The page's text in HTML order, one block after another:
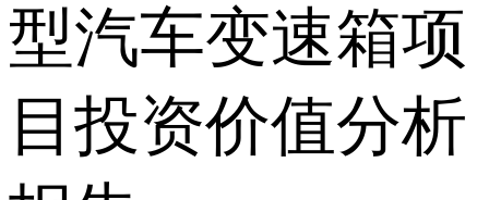
型汽车变速箱项
目投资价值分析